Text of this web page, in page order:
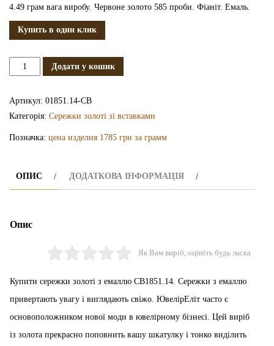
4.49 грам вага виробу. Червоне золото 585 проби. Фіаніт. Емаль.
Купить в один клик
Золоті
кількість
Додати у кошик
Артикул: 01851.14-СВ
Категорія: Сережки золоті зі вставками
Позначка: цена изделия 1785 грн за грамм
ОПИС ДОДАТКОВА ІНФОРМАЦІЯ
Опис
Як Вам виріб, оцініть будь ласка
Купити сережки золоті з емаллю СВ1851.14. Сережки з емаллю
привертають увагу і виглядають свіжо. ЮвелірЕліт часто є
основоположником нової моди в ювелірному бізнесі. Цей виріб
із золота прекрасно поповнить вашу шкатулку і тонко виділить